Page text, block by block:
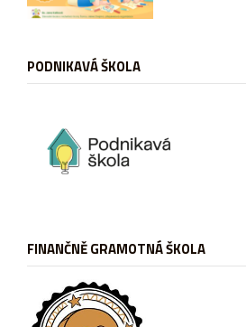
PODNIKAVÁ ŠKOLA
FINANČNĚ GRAMOTNÁ ŠKOLA